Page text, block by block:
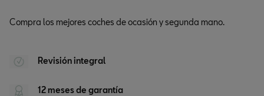
Compra los mejores coches de ocasión y segunda mano.
Revisión integral
12 meses de garantía